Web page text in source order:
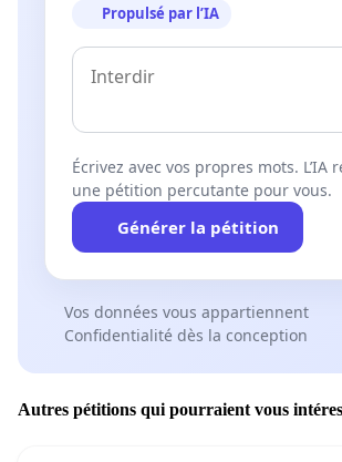
Propulsé par l’IA
Écrivez avec vos propres mots. L’IA
une pétition percutante pour vous.
Générer la pétition
Vos données vous appartiennent
Confidentialité dès la conception
Autres pétitions qui pourraient vous